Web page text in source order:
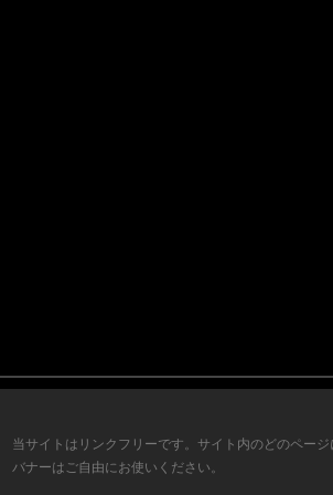
当サイトはリンクフリーです。サイト内のどのペー
バナーはご自由にお使いください。